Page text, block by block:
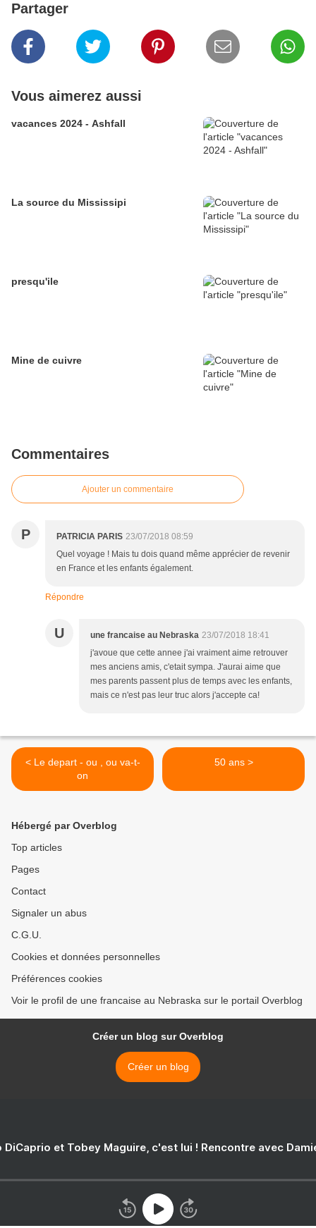
Partager
Vous aimerez aussi
vacances 2024 - Ashfall
La source du Mississipi
presqu'ile
Mine de cuivre
Commentaires
Ajouter un commentaire
P PATRICIA PARIS 23/07/2018 08:59
Quel voyage ! Mais tu dois quand même apprécier de revenir
en France et les enfants également.
Répondre
U une francaise au Nebraska 23/07/2018 18:41
j'avoue que cette annee j'ai vraiment aime retrouver
mes anciens amis, c'etait sympa. J'aurai aime que
mes parents passent plus de temps avec les enfants,
mais ce n'est pas leur truc alors j'accepte ca!
< Le depart - ou , ou va-t-
on
50 ans >
Hébergé par Overblog
Top articles
Pages
Contact
Signaler un abus
C.G.U.
Cookies et données personnelles
Préférences cookies
Voir le profil de une francaise au Nebraska sur le portail Overblog
Créer un blog sur Overblog
Créer un blog
DiCaprio et Tobey Maguire, c'est lui ! Rencontre avec